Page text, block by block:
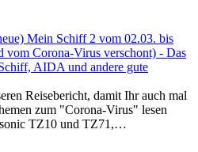
Mein Schiff 2 vom 02.03. bis
vom Corona-Virus verschont) - Das
AIDA und andere gute
Reisebericht, damit Ihr auch mal
zum "Corona-Virus" lesen
TZ10 und TZ71,…